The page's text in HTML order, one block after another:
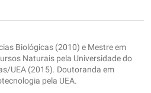
incorreta
a informação que procuro
Biológicas (2010) e Mestre em
Naturais pela Universidade do
UEA (2015). Doutoranda em
pela UEA.